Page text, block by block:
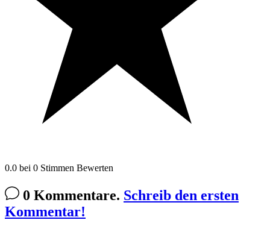
0.0 bei 0 Stimmen Bewerten
0 Kommentare. Schreib den ersten
Kommentar!